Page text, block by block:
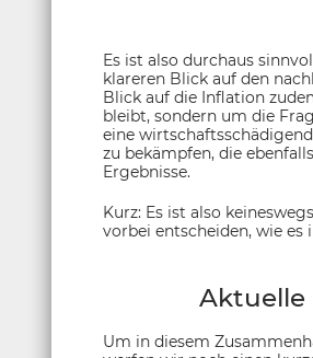
Es ist also durchaus
klareren Blick auf den
Blick auf die Inflation
bleibt, sondern um die
eine
zu bekämpfen, die
Ergebnisse.
Kurz: Es ist also
vorbei entscheiden, wie es
Aktuelle
Um in diesem